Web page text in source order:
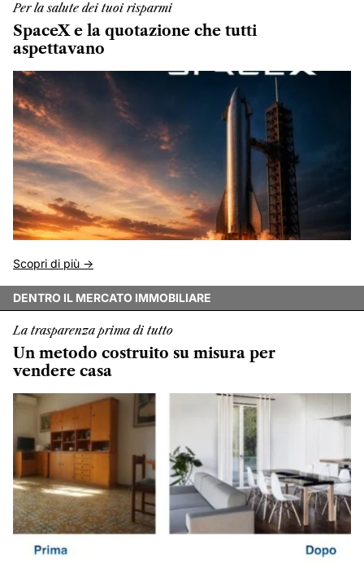
Per la salute dei tuoi risparmi
SpaceX e la quotazione che tutti
aspettavano
Scopri di più ->
DENTRO IL MERCATO IMMOBILIARE
La trasparenza prima di tutto
Un metodo costruito su misura per
vendere casa